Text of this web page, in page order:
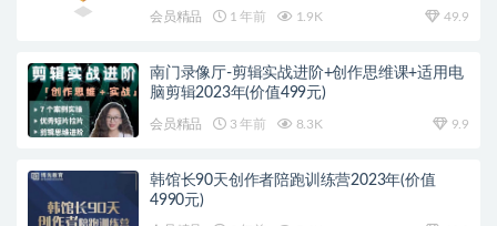
会员精品 1 年前 1.9K 49.9
南门录像厅-剪辑实战进阶+创作思维课+适用电
脑剪辑2023年(价值499元)
会员精品 3 年前 8.3K 9.9
韩馆长90天创作者陪跑训练营2023年(价值
4990元)